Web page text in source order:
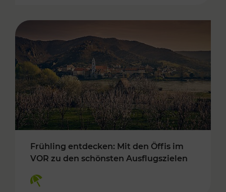
Frühling entdecken: Mit den Öffis im
VOR zu den schönsten Ausflugszielen